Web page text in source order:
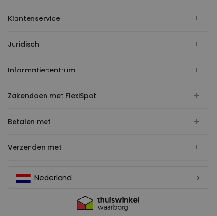
Klantenservice
Juridisch
Informatiecentrum
Zakendoen met FlexiSpot
Betalen met
Verzenden met
Nederland